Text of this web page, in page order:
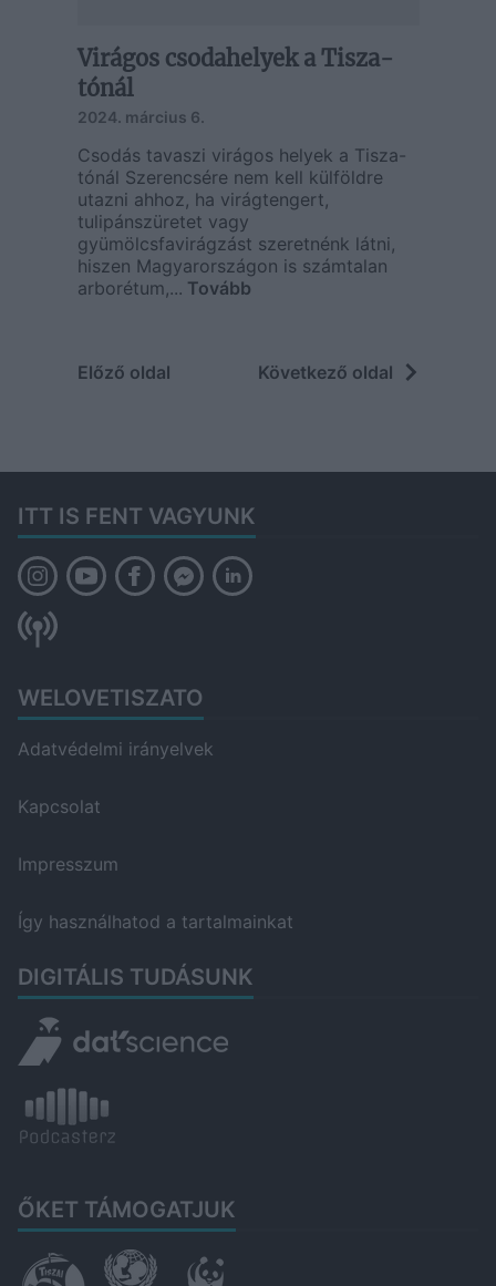
Virágos csodahelyek a Tisza-
tónál
2024. március 6.
Csodás tavaszi virágos helyek a Tisza-
tónál Szerencsére nem kell külföldre
utazni ahhoz, ha virágtengert,
tulipánszüretet vagy
gyümölcsfavirágzást szeretnénk látni,
hiszen Magyarországon is számtalan
arborétum,... Tovább
Előző oldal Következő oldal
ITT IS FENT VAGYUNK
WELOVETISZATO
Adatvédelmi irányelvek
Kapcsolat
Impresszum
Így használhatod a tartalmainkat
DIGITÁLIS TUDÁSUNK
ŐKET TÁMOGATJUK